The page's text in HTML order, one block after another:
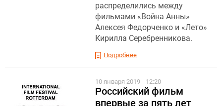
распределились между
фильмами «Война Анны»
Алексея Федорченко и «Лето»
Кирилла Серебренникова.
Подробнее
10 января 2019 12:20
Российский фильм
впервые за пять лет